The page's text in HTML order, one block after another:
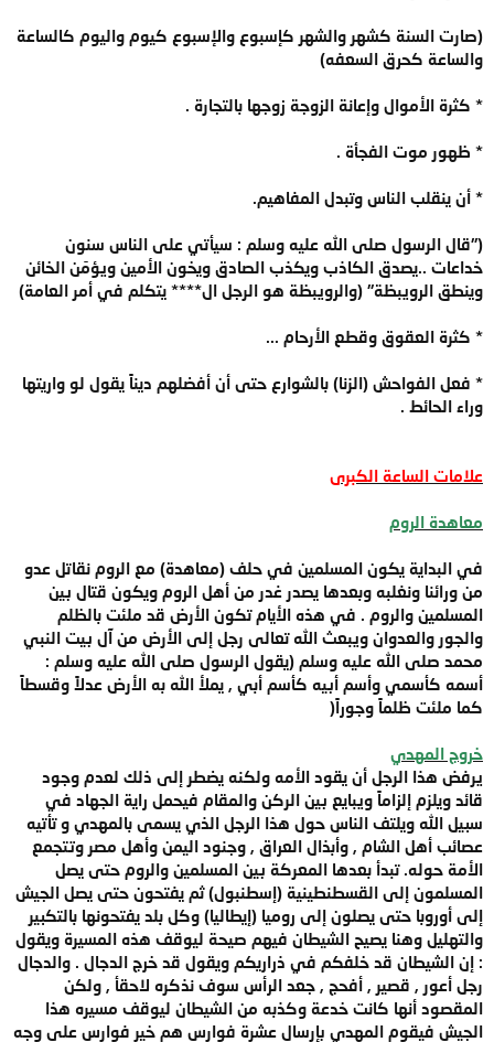
(صارت السنة كشهر والشهر كإسبوع والإسبوع كيوم واليوم كالساعة
والساعة كحرق السعفه)
* كثرة الأموال وإعانة الزوجة زوجها بالتجارة .
* ظهور موت الفجأة .
* أن ينقلب الناس وتبدل المفاهيم.
("قال الرسول صلى الله عليه وسلم : سيأتي على الناس سنون
خداعات ..يصدق الكاذب ويكذب الصادق ويخون الأمين ويؤمَن الخائن
وينطق الرويبظة" (والرويبظة هو الرجل ال**** يتكلم في أمر العامة)
* كثرة العقوق وقطع الأرحام ...
* فعل الفواحش (الزنا) بالشوارع حتى أن أفضلهم ديناً يقول لو واريتها
وراء الحائط .
علامات الساعة الكبرى
معاهدة الروم
في البداية يكون المسلمين في حلف (معاهدة) مع الروم نقاتل عدو
من ورائنا ونغلبه وبعدها يصدر غدر من أهل الروم ويكون قتال بين
المسلمين والروم . في هذه الأيام تكون الأرض قد ملئت بالظلم
والجور والعدوان ويبعث الله تعالى رجل إلى الأرض من آل بيت النبي
محمد صلى الله عليه وسلم (يقول الرسول صلى الله عليه وسلم :
أسمه كأسمي وأسم أبيه كأسم أبي , يملأ الله به الأرض عدلاً وقسطاً
كما ملئت ظلماً وجوراً(
خروج المهدي
يرفض هذا الرجل أن يقود الأمه ولكنه يضطر إلى ذلك لعدم وجود
قائد ويلزم إلزاماً ويبايع بين الركن والمقام فيحمل راية الجهاد في
سبيل الله ويلتف الناس حول هذا الرجل الذي يسمى بالمهدي و تأتيه
عصائب أهل الشام , وأبذال العراق , وجنود اليمن وأهل مصر وتتجمع
الأمة حوله. تبدأ بعدها المعركة بين المسلمين والروم حتى يصل
المسلمون إلى القسطنطينية (إسطنبول) ثم يفتحون حتى يصل الجيش
إلى أوروبا حتى يصلون إلى روميا (إيطاليا) وكل بلد يفتحونها بالتكبير
والتهليل وهنا يصيح الشيطان فيهم صيحة ليوقف هذه المسيرة ويقول
: إن الشيطان قد خلفكم في ذراريكم ويقول قد خرج الدجال . والدجال
رجل أعور , قصير , أفحج , جعد الرأس سوف نذكره لاحقأ , ولكن
المقصود أنها كانت خدعة وكذبه من الشيطان ليوقف مسيره هذا
الجيش فيقوم المهدي بإرسال عشرة فوارس هم خير فوارس على وجه